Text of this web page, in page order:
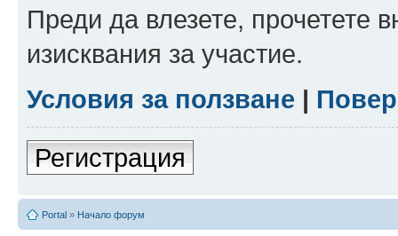
Преди да влезете, прочетете
изисквания за участие.
Условия за ползване |
Регистрация
Portal » Начало форум